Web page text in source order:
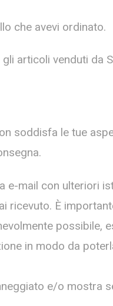
che avevi ordinato.
articoli venduti da
soddisfa le tue
e-mail con ulteriori
ricevuto. È
possibile,
in modo da
e/o mostra